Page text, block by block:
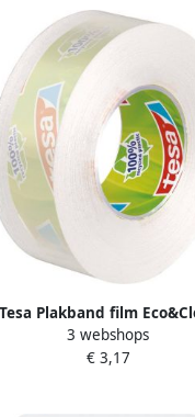
Tesa Plakband film
33mx19mm transparant
3 webshops
€ 3,17